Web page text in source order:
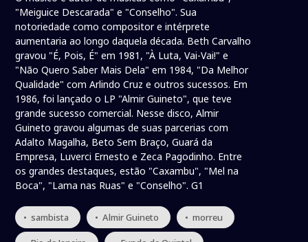
"Meiguice Descarada" e "Conselho". Sua
notoriedade como compositor e intérprete
aumentaria ao longo daquela década. Beth Carvalho
gravou "É, Pois, É" em 1981, "À Luta, Vai-Vai!" e
"Não Quero Saber Mais Dela" em 1984, "Da Melhor
Qualidade" com Arlindo Cruz e outros sucessos. Em
1986, foi lançado o LP "Almir Guineto", que teve
grande sucesso comercial. Nesse disco, Almir
Guineto gravou algumas de suas parcerias com
Adalto Magalha, Beto Sem Braço, Guará da
Empresa, Luverci Ernesto e Zeca Pagodinho. Entre
os grandes destaques, estão "Caxambu", "Mel na
Boca", "Lama nas Ruas" e "Conselho". G1
• sambista • Almir Guineto • morreu